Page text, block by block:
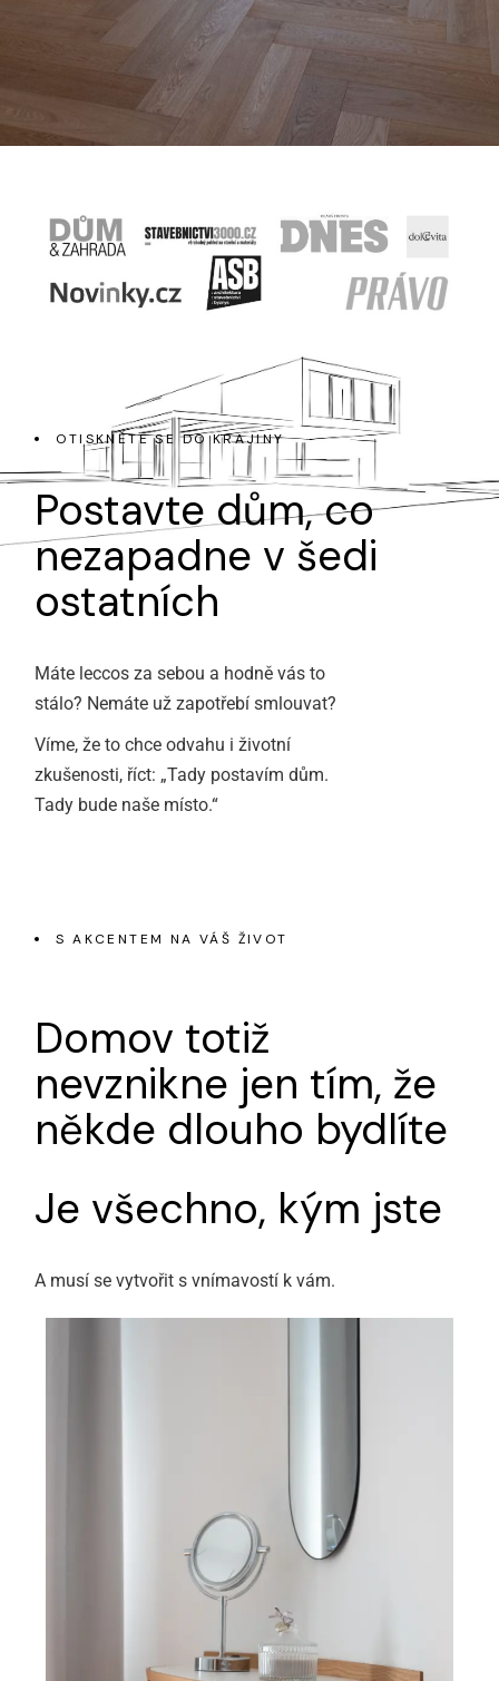
OTISKNĚTE SE DO KRAJINY
Postavte dům, co
nezapadne v šedi
ostatních
Máte leccos za sebou a hodně vás to
stálo? Nemáte už zapotřebí smlouvat?
Víme, že to chce odvahu i životní
zkušenosti, říct: „Tady postavím dům.
Tady bude naše místo.“
S AKCENTEM NA VÁŠ ŽIVOT
Domov totiž
nevznikne jen tím, že
někde dlouho bydlíte
Je všechno, kým jste
A musí se vytvořit s vnímavostí k vám.